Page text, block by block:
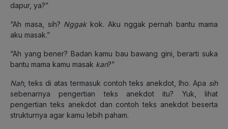
dapur, ya?”
“Ah masa, sih? Nggak kok. Aku nggak pernah bantu mama
aku masak.”
“Ah yang bener? Badan kamu bau bawang gini, berarti suka
bantu mama kamu masak kan?”
Nah, teks di atas termasuk contoh teks anekdot, lho. Apa sih
sebenarnya pengertian teks anekdot itu? Yuk, lihat
pengertian teks anekdot dan contoh teks anekdot beserta
strukturnya agar kamu lebih paham.